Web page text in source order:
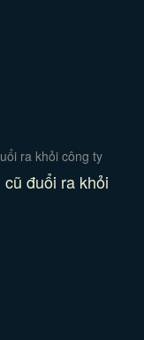
đuổi ra khỏi